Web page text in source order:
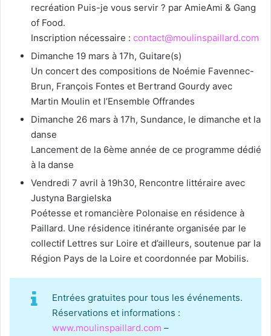
recréation Puis-je vous servir ? par AmieAmi & Gang
of Food.
Inscription nécessaire : contact@moulinspaillard.com
Dimanche 19 mars à 17h, Guitare(s)
Un concert des compositions de Noémie Favennec-
Brun, François Fontes et Bertrand Gourdy avec
Martin Moulin et l’Ensemble Offrandes
Dimanche 26 mars à 17h, Sundance, le dimanche et la
danse
Lancement de la 6ème année de ce programme dédié
à la danse
Vendredi 7 avril à 19h30, Rencontre littéraire avec
Justyna Bargielska
Poétesse et romancière Polonaise en résidence à
Paillard. Une résidence itinérante organisée par le
collectif Lettres sur Loire et d’ailleurs, soutenue par la
Région Pays de la Loire et coordonnée par Mobilis.
Entrées gratuites pour tous les événements.
Réservations et informations :
www.moulinspaillard.com –